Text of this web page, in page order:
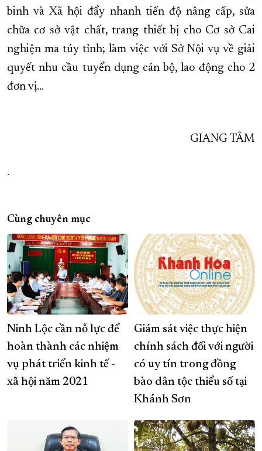
binh và Xã hội đẩy nhanh tiến độ nâng cấp, sửa
chữa cơ sở vật chất, trang thiết bị cho Cơ sở Cai
nghiện ma túy tỉnh; làm việc với Sở Nội vụ về giải
quyết nhu cầu tuyển dụng cán bộ, lao động cho 2
đơn vị…
GIANG TÂM
.
Cùng chuyên mục
Ninh Lộc cần nỗ lực để
hoàn thành các nhiệm
vụ phát triển kinh tế -
xã hội năm 2021
Giám sát việc thực hiện
chính sách đối với người
có uy tín trong đồng
bào dân tộc thiểu số tại
Khánh Sơn